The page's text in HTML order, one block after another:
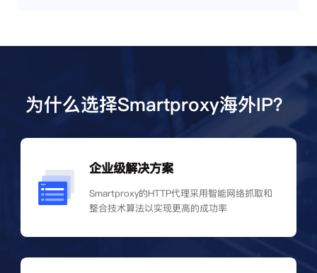
为什么选择Smartproxy海外IP？
企业级解决方案
Smartproxy的HTTP代理采用智能网络抓取和
整合技术算法以实现更高的成功率